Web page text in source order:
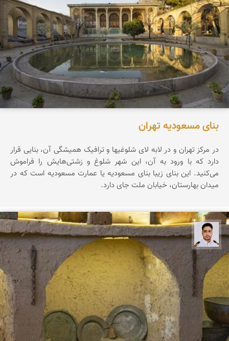
بنای مسعودیه تهران
در مرکز تهران و در لابه لای شلوغیها و ترافیک همیشگی آن، بنایی قرار
دارد که با ورود به آن، این شهر شلوغ و زشتی‌هایش را فراموش
می‌کنید. این بنای زیبا بنای مسعودیه یا عمارت مسعودیه است که در
میدان بهارستان، خیابان ملت جای دارد.
سعید جواهری